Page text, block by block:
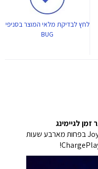
לחץלבדיקת מלאי המוצר בסניפי
BUG
לגיימינג
טעינה מלאה לארבעה בקרי Joy-Con בפחות מארבע שעות